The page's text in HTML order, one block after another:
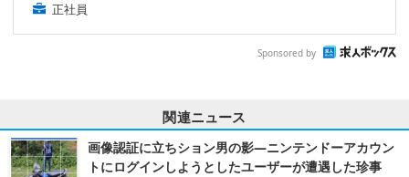
正社員
Sponsored by
関連ニュース
画像認証に立ちション男の影―ニンテンドーアカウン
トにログインしようとしたユーザーが遭遇した珍事